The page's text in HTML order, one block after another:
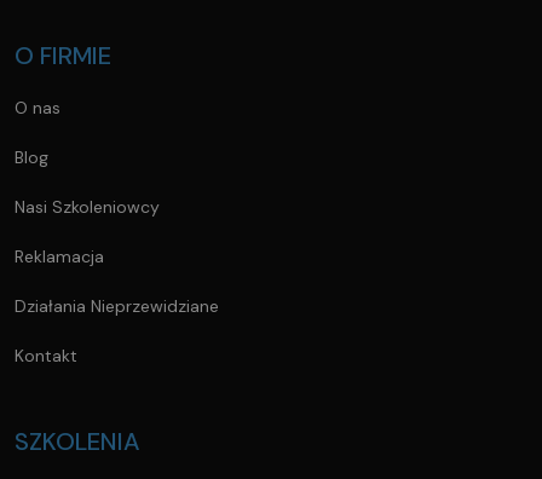
O FIRMIE
O nas
Blog
Nasi Szkoleniowcy
Reklamacja
Działania Nieprzewidziane
Kontakt
SZKOLENIA